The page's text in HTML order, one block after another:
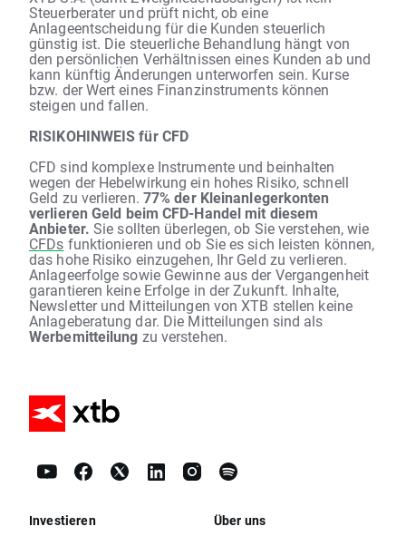
Steuerberater und prüft nicht, ob eine
Anlageentscheidung für die Kunden steuerlich
günstig ist. Die steuerliche Behandlung hängt von
den persönlichen Verhältnissen eines Kunden ab und
kann künftig Änderungen unterworfen sein. Kurse
bzw. der Wert eines Finanzinstruments können
steigen und fallen.
RISIKOHINWEIS für CFD
CFD sind komplexe Instrumente und beinhalten
wegen der Hebelwirkung ein hohes Risiko, schnell
Geld zu verlieren. 77% der Kleinanlegerkonten
verlieren Geld beim CFD-Handel mit diesem
Anbieter. Sie sollten überlegen, ob Sie verstehen, wie
CFDs funktionieren und ob Sie es sich leisten können,
das hohe Risiko einzugehen, Ihr Geld zu verlieren.
Anlageerfolge sowie Gewinne aus der Vergangenheit
garantieren keine Erfolge in der Zukunft. Inhalte,
Newsletter und Mitteilungen von XTB stellen keine
Anlageberatung dar. Die Mitteilungen sind als
Werbemitteilung zu verstehen.
Investieren Über uns